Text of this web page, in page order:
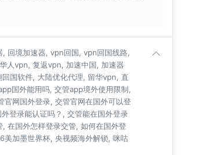
回境加速器, vpn回国, vpn回国线路,
人vpn, 复返vpn, 加速中国, 加速器
国软件, 大陆优化代理, 留华vpn, 直
国外能用吗, 交管app境外使用限制,
官网国外登录, 交管官网在国外可以登
登录能认证吗？, 交管能在国外登录
在国外怎样登录交管, 如何在国外登
加墨世界杯, 央视频海外解锁, 咪咕